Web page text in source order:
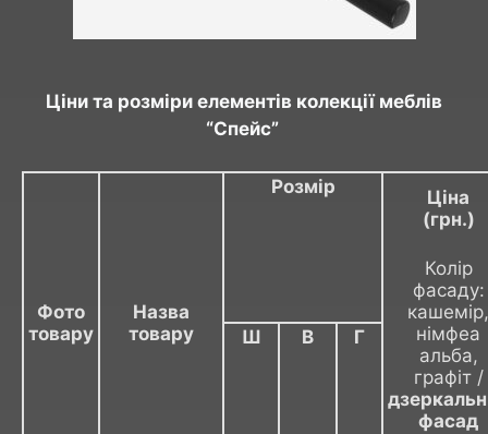
Ціни та розміри елементів колекції меблів
“Спейс”
Фото
товару
Назва
товару
Розмір
Ціна
(грн.)
Колір
фасаду:
кашемір,
німфеа
альба,
графіт /
фасад
Ш В Г